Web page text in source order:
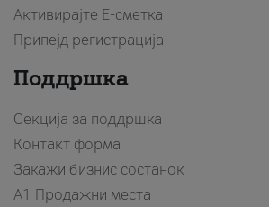
Активирајте Е-сметка
Припејд регистрација
Поддршка
Секција за поддршка
Контакт форма
Закажи бизнис состанок
A1 Продажни места